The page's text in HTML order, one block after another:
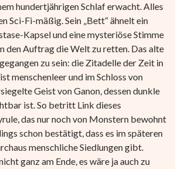
hundertjährigen Schlaf erwacht. Alles
Sci-Fi-mäßig. Sein „Bett“ ähnelt ein
Kapsel und eine mysteriöse Stimme
den Auftrag die Welt zu retten. Das alte
zu sein: die Zitadelle der Zeit in
menschenleer und im Schloss von
Geist von Ganon, dessen dunkle
ist. So betritt Link dieses
das nur noch von Monstern bewohnt
schon bestätigt, dass es im späteren
menschliche Siedlungen gibt.
ganz am Ende, es wäre ja auch zu